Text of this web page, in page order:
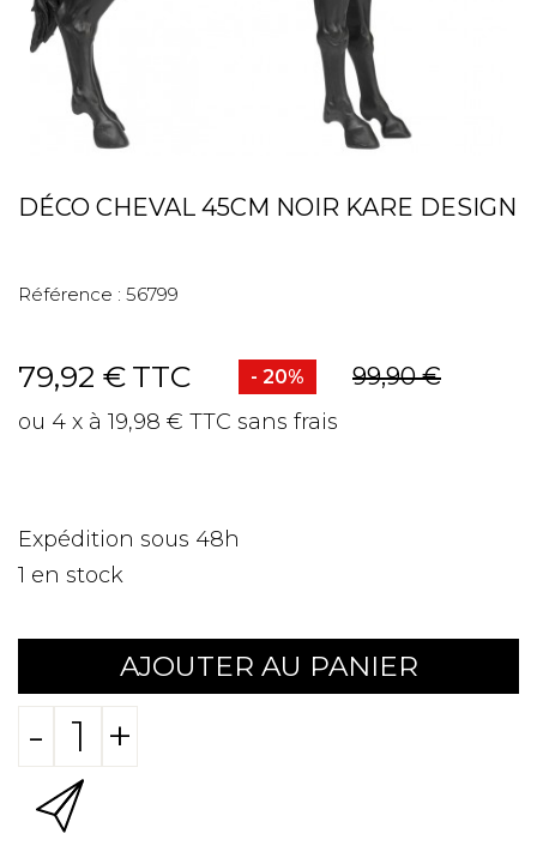
DÉCO CHEVAL 45CM NOIR KARE DESIGN
Référence : 56799
79,92 € TTC - 20% 99,90 €
ou 4 x à 19,98 € TTC sans frais
Expédition sous 48h
1 en stock
AJOUTER AU PANIER
- +